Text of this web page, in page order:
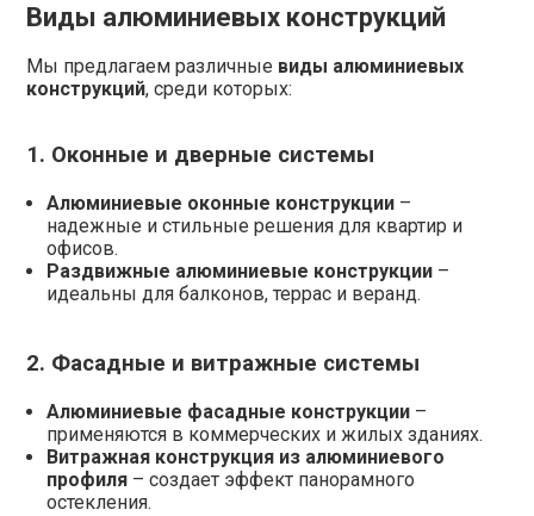
Виды алюминиевых конструкций
Мы предлагаем различные виды алюминиевых
конструкций, среди которых:
1. Оконные и дверные системы
Алюминиевые оконные конструкции–
надежные и стильные решения для квартир и
офисов.
Раздвижные алюминиевые конструкции–
идеальны для балконов, террас и веранд.
2. Фасадные и витражные системы
Алюминиевые фасадные конструкции–
применяются в коммерческих и жилых зданиях.
Витражная конструкция из алюминиевого
профиля– создает эффект панорамного
остекления.